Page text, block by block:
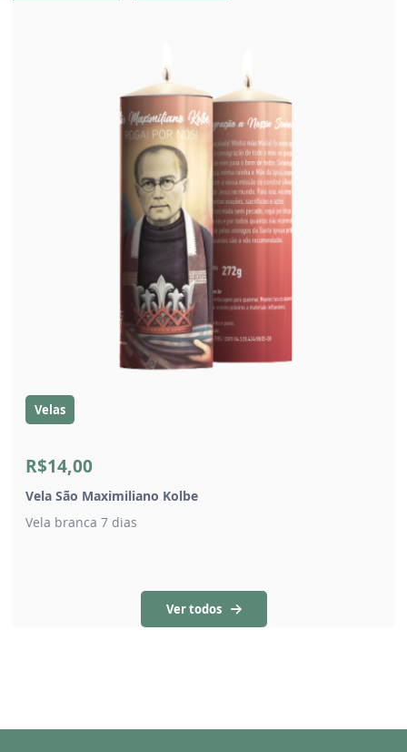
Velas
R$14,00
Vela São Maximiliano Kolbe
Vela branca 7 dias
Ver todos